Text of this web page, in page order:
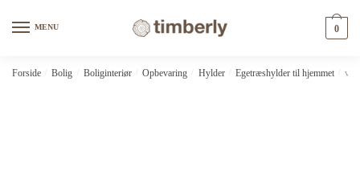
MENU 0
Forside Bolig Boliginteriør Opbevaring Hylder Egetræshylder til hjemmet